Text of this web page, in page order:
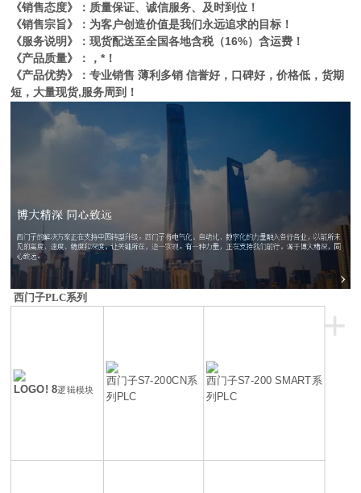
《销售态度》：质量保证、诚信服务、及时到位！
《销售宗旨》：为客户创造价值是我们永远追求的目标！
《服务说明》：现货配送至全国各地含税（16%）含运费！
《产品质量》：，*！
《产品优势》：专业销售 薄利多销 信誉好，口碑好，价格低，货期
短，大量现货,服务周到！
西门子PLC系列
+
LOGO! 8逻辑模块
西门子S7-200CN系
列PLC
西门子S7-200 SMART系
列PLC